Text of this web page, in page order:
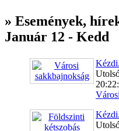
» Események,
Január 12 - Kedd